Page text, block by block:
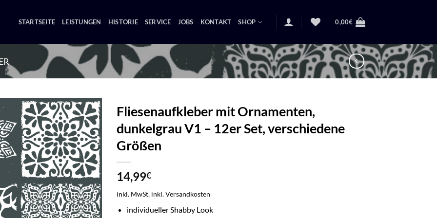
STARTSEITE LEISTUNGEN HISTORIE SERVICE JOBS KONTAKT SHOP 0,00€
Zur
Wunschliste
hinzufügen
Fliesenaufkleber mit Ornamenten,
dunkelgrau V1 – 12er Set, verschiedene
Größen
14,99€
inkl. MwSt. inkl. Versandkosten
individueller Shabby Look